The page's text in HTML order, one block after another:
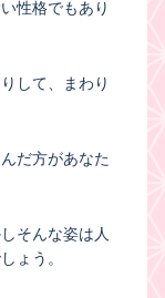
性格でもあり
して、まわり
だ方があなた
そんな姿は人
ょう。